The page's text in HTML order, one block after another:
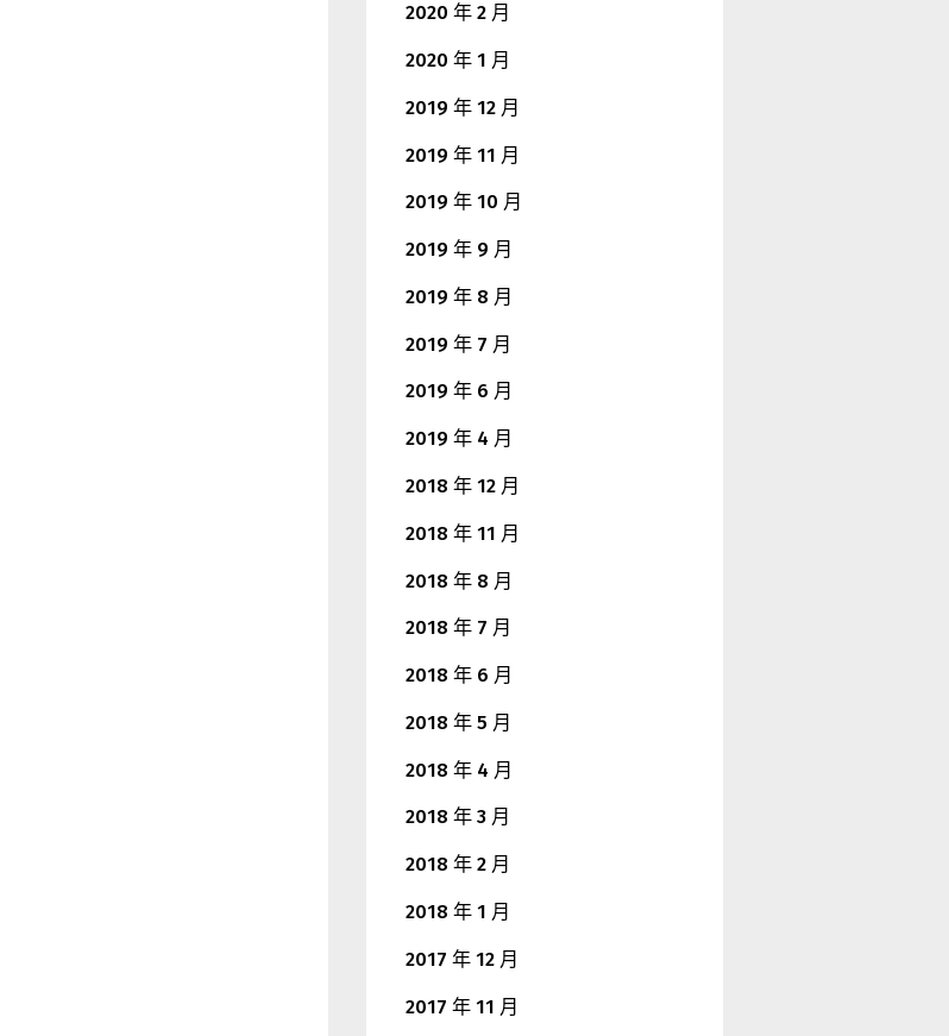
2020 年 2 月
2020 年 1 月
2019 年 12 月
2019 年 11 月
2019 年 10 月
2019 年 9 月
2019 年 8 月
2019 年 7 月
2019 年 6 月
2019 年 4 月
2018 年 12 月
2018 年 11 月
2018 年 8 月
2018 年 7 月
2018 年 6 月
2018 年 5 月
2018 年 4 月
2018 年 3 月
2018 年 2 月
2018 年 1 月
2017 年 12 月
2017 年 11 月